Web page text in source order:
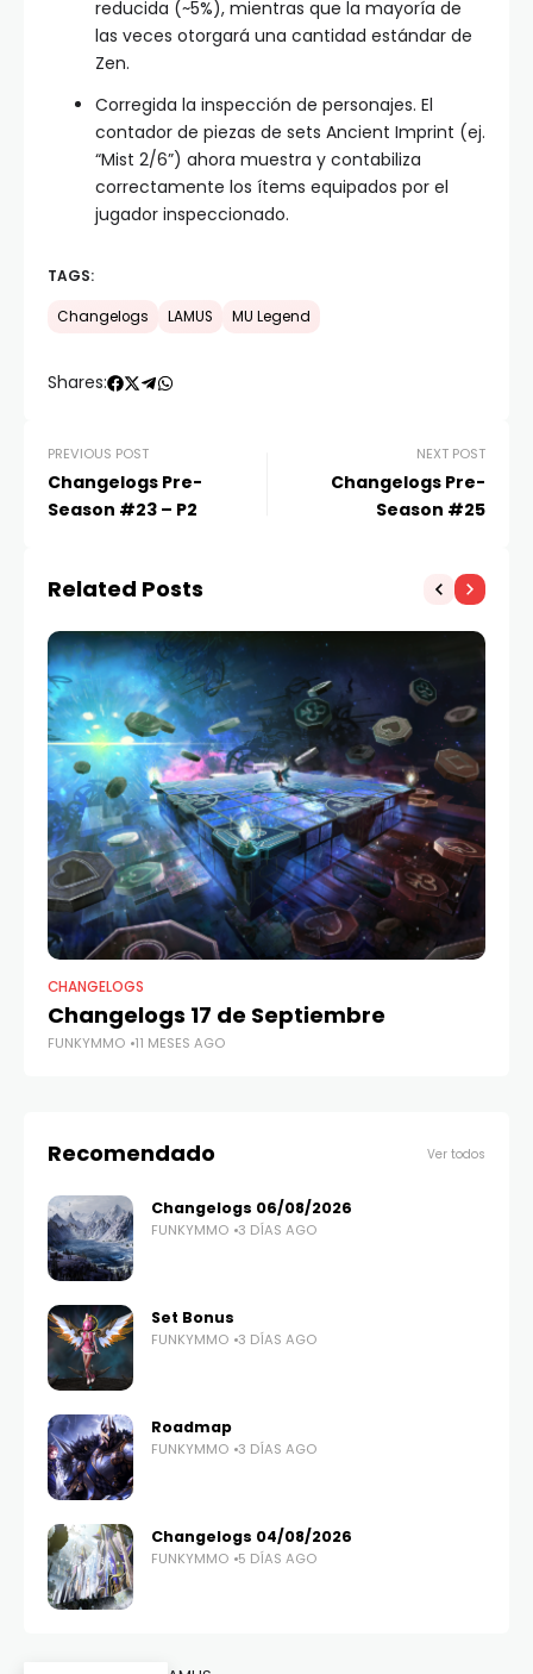
reducida (~5%), mientras que la mayoría de
las veces otorgará una cantidad estándar de
Zen.
Corregida la inspección de personajes. El
contador de piezas de sets Ancient Imprint (ej.
“Mist 2/6”) ahora muestra y contabiliza
correctamente los ítems equipados por el
jugador inspeccionado.
TAGS:
Changelogs LAMUS MU Legend
Shares:
PREVIOUS POST
Changelogs Pre-
Season #23 – P2
NEXT POST
Changelogs Pre-
Season #25
Related Posts
CHANGELOGS
Changelogs 17 de Septiembre
FUNKYMMO 11 MESES AGO
Recomendado Ver todos
Changelogs 06/08/2026
FUNKYMMO 3 DÍAS AGO
Set Bonus
FUNKYMMO 3 DÍAS AGO
Roadmap
FUNKYMMO 3 DÍAS AGO
Changelogs 04/08/2026
FUNKYMMO 5 DÍAS AGO